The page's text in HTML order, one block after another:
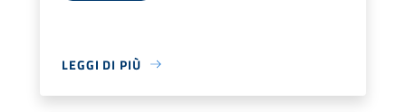
LEGGI DI PIÙ